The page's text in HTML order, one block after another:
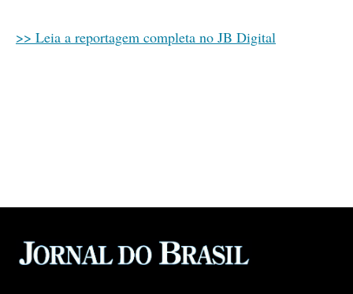
>> Leia a reportagem completa no JB Digital